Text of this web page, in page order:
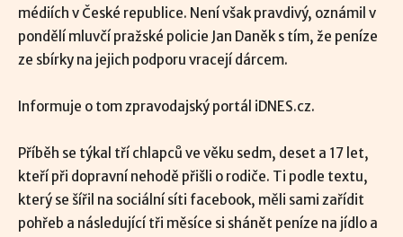
médiích v České republice. Není však pravdivý, oznámil v
pondělí mluvčí pražské policie Jan Daněk s tím, že peníze
ze sbírky na jejich podporu vracejí dárcem.
Informuje o tom zpravodajský portál iDNES.cz.
Příběh se týkal tří chlapců ve věku sedm, deset a 17 let,
kteří při dopravní nehodě přišli o rodiče. Ti podle textu,
který se šířil na sociální síti facebook, měli sami zařídit
pohřeb a následující tři měsíce si shánět peníze na jídlo a